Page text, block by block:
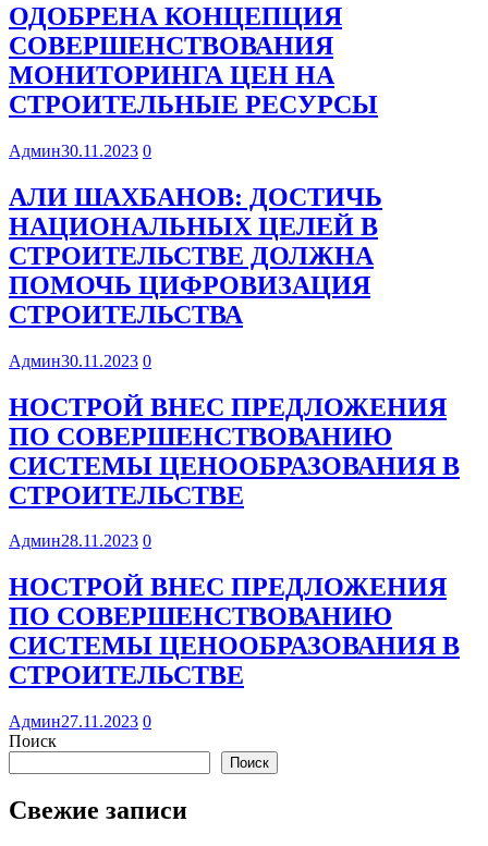
ОДОБРЕНА КОНЦЕПЦИЯ
СОВЕРШЕНСТВОВАНИЯ
МОНИТОРИНГА ЦЕН НА
СТРОИТЕЛЬНЫЕ РЕСУРСЫ
Админ30.11.2023 0
АЛИ ШАХБАНОВ: ДОСТИЧЬ
НАЦИОНАЛЬНЫХ ЦЕЛЕЙ В
СТРОИТЕЛЬСТВЕ ДОЛЖНА
ПОМОЧЬ ЦИФРОВИЗАЦИЯ
СТРОИТЕЛЬСТВА
Админ30.11.2023 0
НОСТРОЙ ВНЕС ПРЕДЛОЖЕНИЯ
ПО СОВЕРШЕНСТВОВАНИЮ
СИСТЕМЫ ЦЕНООБРАЗОВАНИЯ В
СТРОИТЕЛЬСТВЕ
Админ28.11.2023 0
НОСТРОЙ ВНЕС ПРЕДЛОЖЕНИЯ
ПО СОВЕРШЕНСТВОВАНИЮ
СИСТЕМЫ ЦЕНООБРАЗОВАНИЯ В
СТРОИТЕЛЬСТВЕ
Админ27.11.2023 0
Поиск
Поиск
Свежие записи